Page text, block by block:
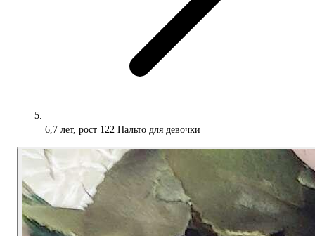
6,7 лет, рост 122 Пальто для девочки